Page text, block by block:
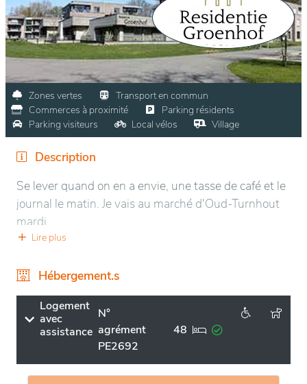
Zones vertes
Transport en commun
Commerces à proximité
Parking résidents
Parking visiteurs
Local vélos Village
Description
Se lever quand on en a envie, une tasse de café et le
journal le matin. Je vais au marché d'Oud-Turnhout
mardi.
Ou profiter de la promenade du dimanche au soleil
À l'Orelia Residentie Groenhof, vous vivez comme
vous l'entendez. Tout est axé sur votre confort.
Vous pouvez profiter de la vie, de la compagnie, mais
aussi de l'intimité de votre propre appartement.
Lire plus
Hébergement.s
Logement
avec
assistance
N°
agrément
PE2692
48